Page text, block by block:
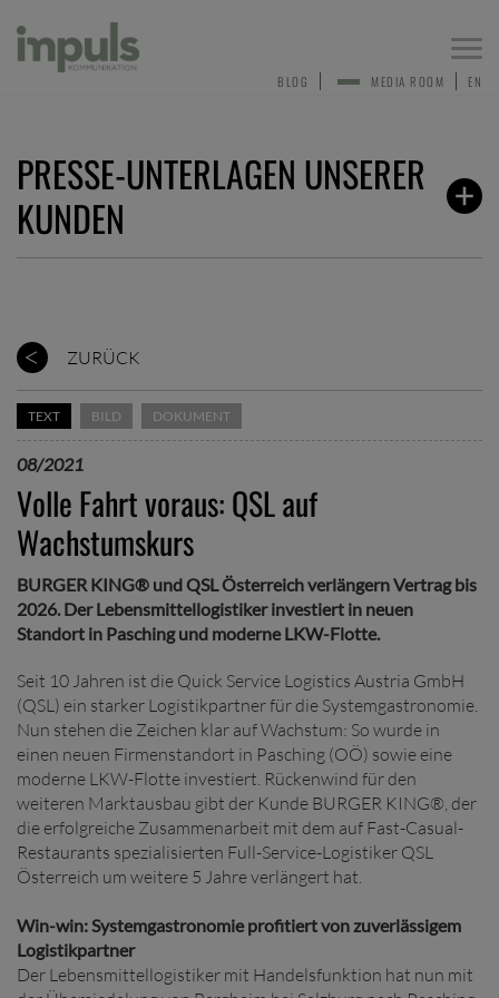
EN
MEDIA ROOM
BLOG
PRESSE-UNTERLAGEN UNSERER
KUNDEN
ZURÜCK
TEXT BILD DOKUMENT
08/2021
Volle Fahrt voraus: QSL auf
Wachstumskurs
BURGER KING® und QSL Österreich verlängern Vertrag bis
2026. Der Lebensmittellogistiker investiert in neuen
Standort in Pasching und moderne LKW-Flotte.
Seit 10 Jahren ist die Quick Service Logistics Austria GmbH
(QSL) ein starker Logistikpartner für die Systemgastronomie.
Nun stehen die Zeichen klar auf Wachstum: So wurde in
einen neuen Firmenstandort in Pasching (OÖ) sowie eine
moderne LKW-Flotte investiert. Rückenwind für den
weiteren Marktausbau gibt der Kunde BURGER KING®, der
die erfolgreiche Zusammenarbeit mit dem auf Fast-Casual-
Restaurants spezialisierten Full-Service-Logistiker QSL
Österreich um weitere 5 Jahre verlängert hat.
Win-win: Systemgastronomie profitiert von zuverlässigem
Logistikpartner
Der Lebensmittellogistiker mit Handelsfunktion hat nun mit